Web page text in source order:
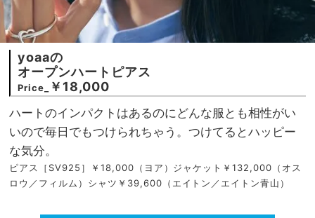
yoaaの
オープンハートピアス
Price_
￥18,000
ハートのインパクトはあるのにどんな服とも相性がい
いので毎日でもつけられちゃう。つけてるとハッピー
な気分。
ピアス［SV925］￥18,000（ヨア）ジャケット￥132,000（オス
ロウ／フィルム）シャツ￥39,600（エイトン／エイトン青山）